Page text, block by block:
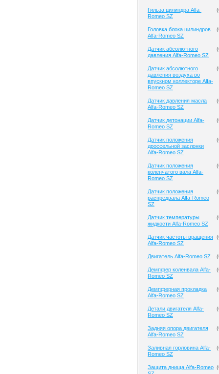
Гильза цилиндра Alfa-
Romeo SZ
(
Головка блока цилиндров
Alfa-Romeo SZ
(
Датчик абсолютного
давления Alfa-Romeo SZ
(
Датчик абсолютного
давления воздуха во
впускном коллекторе Alfa-
Romeo SZ
(
Датчик давления масла
Alfa-Romeo SZ
(
Датчик детонации Alfa-
Romeo SZ
(
Датчик положения
дроссельной заслонки
Alfa-Romeo SZ
(
Датчик положения
коленчатого вала Alfa-
Romeo SZ
(
Датчик положения
распредвала Alfa-Romeo
SZ
(
Датчик температуры
жидкости Alfa-Romeo SZ
(
Датчик частоты вращения
Alfa-Romeo SZ
(
Двигатель Alfa-Romeo SZ (
Демпфер коленвала Alfa-
Romeo SZ
(
Демпферная прокладка
Alfa-Romeo SZ
(
Детали двигателя Alfa-
Romeo SZ
(
Задняя опора двигателя
Alfa-Romeo SZ
(
Заливная горловина Alfa-
Romeo SZ
(
Защита днища Alfa-Romeo (